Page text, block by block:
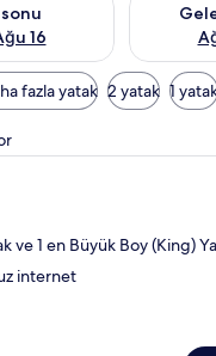
16
fazla yatak 2 yatak 1
Kaliteli
ve 1 en Büyük Boy (King)
internet